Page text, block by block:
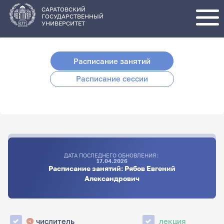
основному
содержанию
САРАТОВСКИЙ
ГОСУДАРСТВЕННЫЙ
УНИВЕРСИТЕТ
Расписание занятий
Расписание сессии
ДАТА ПОСЛЕДНЕГО ОБНОВЛЕНИЯ:
17.04.2026
Расписание занятий: Рябов Евгений
Александрович
ч числитель
лекция